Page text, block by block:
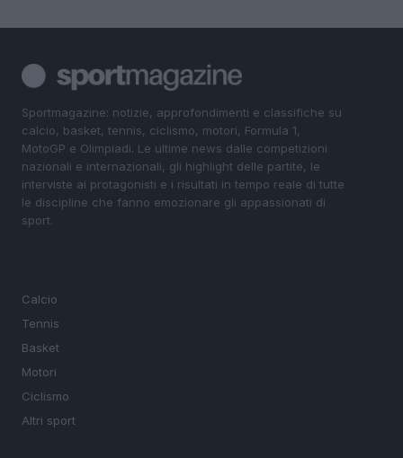
Sportmagazine: notizie, approfondimenti e classifiche su
calcio, basket, tennis, ciclismo, motori, Formula 1,
MotoGP e Olimpiadi. Le ultime news dalle competizioni
nazionali e internazionali, gli highlight delle partite, le
interviste ai protagonisti e i risultati in tempo reale di tutte
le discipline che fanno emozionare gli appassionati di
sport.
Calcio
Tennis
Basket
Motori
Ciclismo
Altri sport